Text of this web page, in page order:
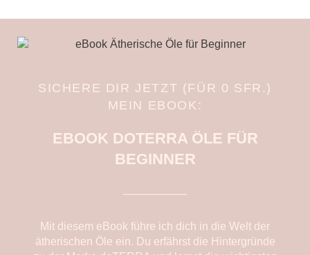
SICHERE DIR JETZT (FÜR 0 SFR.)
MEIN EBOOK:
EBOOK DOTERRA ÖLE FÜR
BEGINNER
Mit diesem eBook führe ich dich in die Welt der
ätherischen Öle ein. Du erfährst die Hintergründe